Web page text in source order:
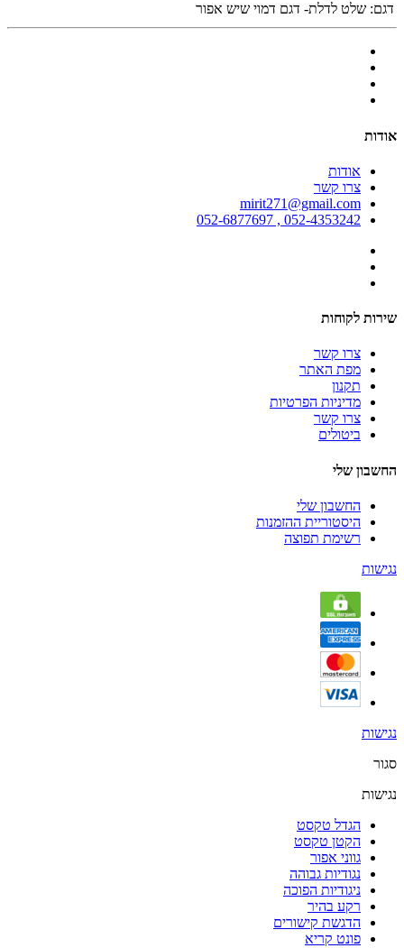
דגם: שלט לדלת- דגם דמוי שיש אפור
אודות
אודות
צרו קשר
mirit271@gmail.com
052-4353242 , 052-6877697
שירות לקוחות
צרו קשר
מפת האתר
תקנון
מדיניות הפרטיות
צרו קשר
ביטולים
החשבון שלי
החשבון שלי
היסטוריית ההזמנות
רשימת תפוצה
נגישות
נגישות
סגור
נגישות
הגדל טקסט
הקטן טקסט
גווני אפור
נגודיות גבוהה
ניגודיות הפוכה
רקע בהיר
הדגשת קישורים
פונט קריא